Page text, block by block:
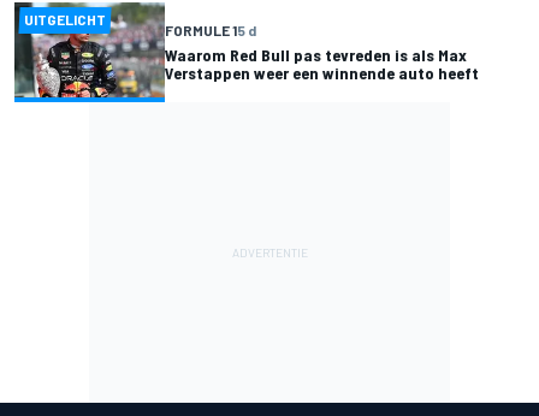
UITGELICHT
FORMULE 15 d
Waarom Red Bull pas tevreden is als Max
Verstappen weer een winnende auto heeft